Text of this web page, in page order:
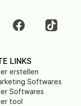
LINKS
erstellen
Softwares
Softwares
tool